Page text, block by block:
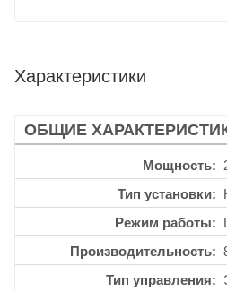
Характеристики
ОБЩИЕ
Мощность
Тип установки
Режим работы
Производительность
Тип управления